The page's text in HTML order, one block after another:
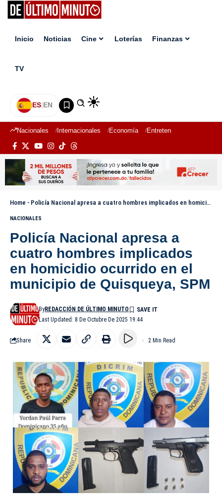
Inicio Noticias Cine Loterías Finanzas
TV
ES|EN
Nacionales Internacionales Economía Entretenimiento
Home - Policía Nacional apresa a cuatro hombres implicados en homicidio ocurrido en el municipio de Quisqueya, SPM
NACIONALES
Policía Nacional apresa a
cuatro hombres implicados
en homicidio ocurrido en el
municipio de Quisqueya, SPM
Last Updated: 8 De Octubre De 2025 19:44
ByREDACCIÓN DE ÚLTIMO MINUTO
Share 2 Min Read